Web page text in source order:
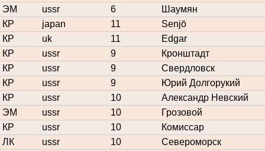
ЭМ
ussr 6
Шаумян
КР
japan 11
Senjō
КР
uk 11
Edgar
КР
ussr 9
Кронштадт
КР
ussr 9
Свердловск
КР
ussr 9
Юрий Долгорукий
КР
ussr 10
Александр Невский
ЭМ
ussr 10
Грозовой
КР
ussr 10
Комиссар
ЛК
ussr 10
Североморск